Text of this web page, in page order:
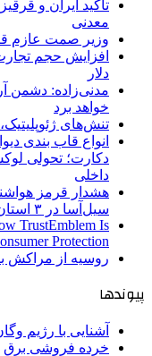
تاکید ایران و
معدنی
وزیر صمت عازم
دلار
مدنی‌زاده: دشمن
خواهد برد
تنش‌های
انواع قاب بندی
دکارت؛ تحولی
داخلی
سیل‌آسا در ۳ استان
TrustEmblem Is
Protection
روسیه از مراکش
پیوندها
آشنایی با رژیم
خرده فروشی برق